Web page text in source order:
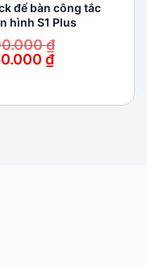
để bàn công tắc
hình S1 Plus
₫
₫.
₫